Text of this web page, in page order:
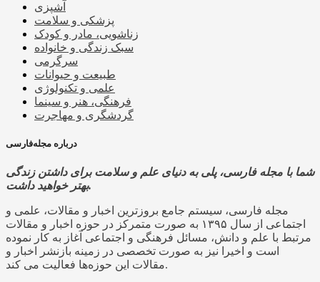
آشپزی
پزشکی و سلامت
زناشویی، مادر و کودک
سبک زندگی و خانواده
سرگرمی
طبیعت و حیوانات
علمی و تکنولوژی
فرهنگی، هنر و سینما
گردشگری و مهاجرت
درباره مجله‌فارسی
شما با مجله فارسی، پلی به دنیای علم و سلامت برای داشتن زندگی
بهتر خواهید داشت.
مجله فارسی، سیستم جامع بروزترین اخبار و مقالات، علمی و
اجتماعی از سال ۱۳۹۵ به صورت متمرکز در حوزه اخبار و مقالات
مرتبط با علم و دانش، مسائل فرهنگی و اجتماعی آغاز به کار نموده
است و اخیرا نیز به صورت تخصصی در زمینه بازنشر اخبار و
مقالات این حوزه‌ها فعالیت می کند.